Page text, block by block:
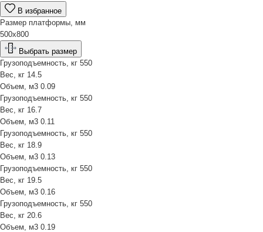
В избранное
Размер платформы, мм
500х800
Выбрать размер
Грузоподъемность, кг 550
Вес, кг 14.5
Объем, м3 0.09
Грузоподъемность, кг 550
Вес, кг 16.7
Объем, м3 0.11
Грузоподъемность, кг 550
Вес, кг 18.9
Объем, м3 0.13
Грузоподъемность, кг 550
Вес, кг 19.5
Объем, м3 0.16
Грузоподъемность, кг 550
Вес, кг 20.6
Объем, м3 0.19